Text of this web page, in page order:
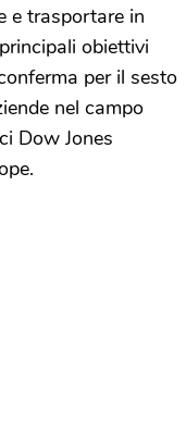
e trasportare in
obiettivi
per il sesto
nel campo
Dow Jones